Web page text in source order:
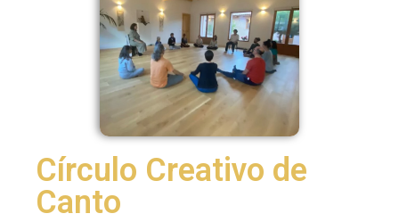
Círculo Creativo de
Canto